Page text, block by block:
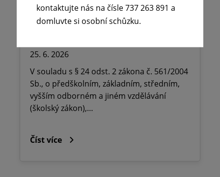
volna na ZŠ dr. Milady Horákové
Kopřivnice, Obránců míru 369 okres
25. 6. 2026
V souladu s § 24 odst. 2 zákona č. 561/2004
Sb., o předškolním, základním, středním,
vyšším odborném a jiném vzdělávání
(školský zákon),…
Číst více
kontaktujte nás na čísle 737 263 891 a
domluvte si osobní schůzku.